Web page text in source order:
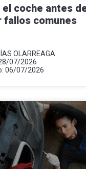
coche antes
fallos comunes
OLARREAGA
07/2026
06/07/2026